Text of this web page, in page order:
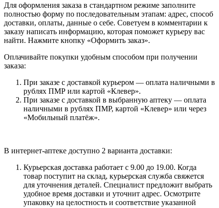
Для оформления заказа в стандартном режиме заполните
полностью форму по последовательным этапам: адрес, способ
доставки, оплаты, данные о себе. Советуем в комментарии к
заказу написать информацию, которая поможет курьеру вас
найти. Нажмите кнопку «Оформить заказ».
Оплачивайте покупки удобным способом при получении
заказа:
При заказе с доставкой курьером — оплата наличными в
рублях ПМР или картой «Клевер».
При заказе с доставкой в выбранную аптеку — оплата
наличными в рублях ПМР, картой «Клевер» или через
«Мобильный платёж».
В интернет-аптеке доступно 2 варианта доставки:
Курьерская доставка работает с 9.00 до 19.00. Когда
товар поступит на склад, курьерская служба свяжется
для уточнения деталей. Специалист предложит выбрать
удобное время доставки и уточнит адрес. Осмотрите
упаковку на целостность и соответствие указанной